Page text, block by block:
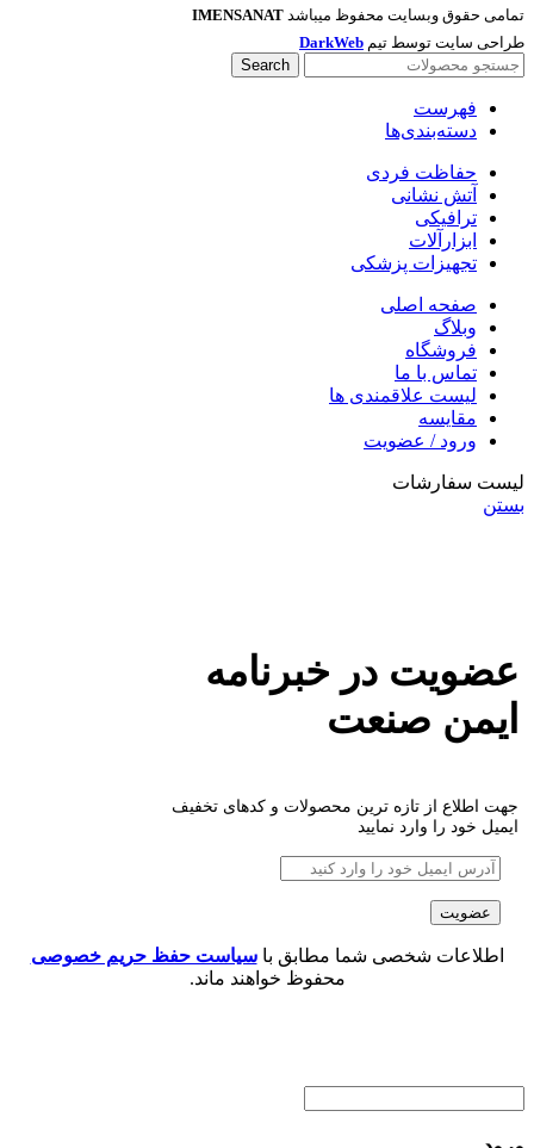
تمامی حقوق وبسایت محفوظ میباشد IMENSANAT
طراحی سایت توسط تیم DarkWeb
Search
فهرست
دسته‌بندی‌ها
حفاظت فردی
آتش نشانی
ترافیکی
ابزارآلات
تجهیزات پزشکی
صفحه اصلی
وبلاگ
فروشگاه
تماس با ما
لیست علاقمندی ها
مقایسه
ورود / عضویت
لیست سفارشات
بستن
عضویت در خبرنامه
ایمن صنعت
جهت اطلاع از تازه ترین محصولات و کدهای تخفیف
ایمیل خود را وارد نمایید
اطلاعات شخصی شما مطابق باسیاست حفظ حریم خصوصی
محفوظ خواهند ماند.